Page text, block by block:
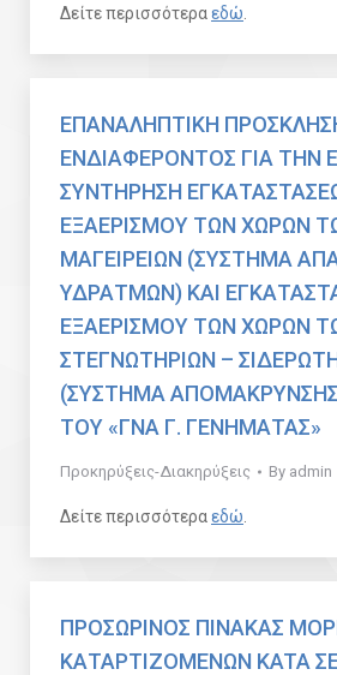
Δείτε περισσότεραεδώ
ΕΠΑΝΑΛΗΠΤΙΚΗ
ΕΝΔΙΑΦΕΡΟΝΤΟΣ ΓΙΑ ΤΗΝ
ΣΥΝΤΗΡΗΣΗ
ΕΞΑΕΡΙΣΜΟΥ ΤΩΝ ΧΩΡΩΝ
ΜΑΓΕΙΡΕΙΩΝ (ΣΥΣΤΗΜΑ
ΥΔΡΑΤΜΩΝ) ΚΑΙ
ΕΞΑΕΡΙΣΜΟΥ ΤΩΝ ΧΩΡΩΝ
ΣΤΕΓΝΩΤΗΡΙΩΝ –
(ΣΥΣΤΗΜΑ
ΤΟΥ «ΓΝΑ Γ. ΓΕΝΗΜΑΤΑΣ»
Προκηρύξεις-Διακηρύξεις By admin
Δείτε περισσότεραεδώ
ΠΡΟΣΩΡΙΝΟΣ ΠΙΝΑΚΑΣ
ΚΑΤΑΡΤΙΖΟΜΕΝΩΝ KATA